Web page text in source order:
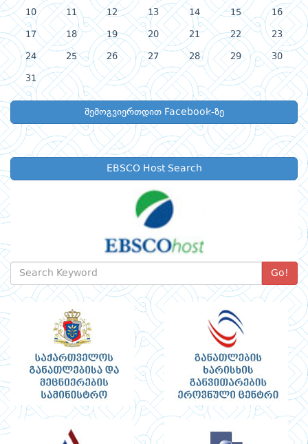
10 11 12 13 14 15 16
17 18 19 20 21 22 23
24 25 26 27 28 29 30
31
შემოგვიერთდით Facebook-ზე
EBSCO Host Search
Go!